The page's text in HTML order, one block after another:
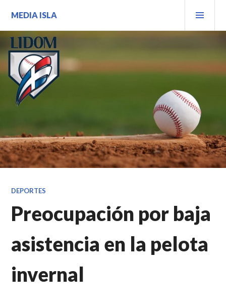
contenido.
MEDIA ISLA
DEPORTES
Preocupación por baja
asistencia en la pelota
invernal